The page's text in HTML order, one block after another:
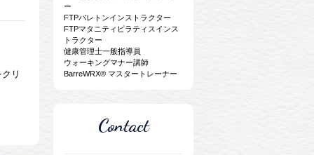
リ
ー
FTPバレトンインストラクター
FTPマタニティピラティスインス
トラクター
健康管理士一般指導員
ウォーキングマナー講師
BarreWRX® マスタートレーナー
Contact